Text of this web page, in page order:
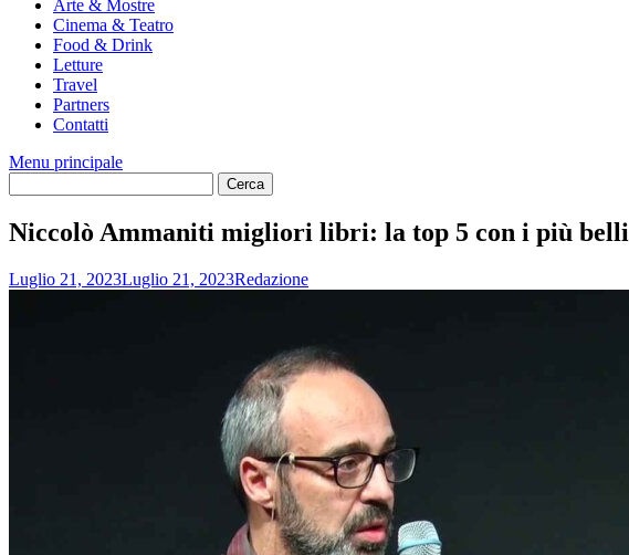
Arte & Mostre
Cinema & Teatro
Food & Drink
Letture
Travel
Partners
Contatti
Menu principale
Niccolò Ammaniti migliori libri: la top 5 con i più belli
Luglio 21, 2023Luglio 21, 2023Redazione